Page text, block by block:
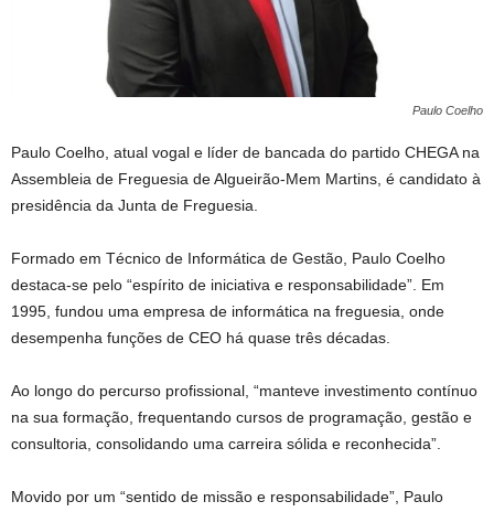
Paulo Coelho
Paulo Coelho, atual vogal e líder de bancada do partido CHEGA na
Assembleia de Freguesia de Algueirão-Mem Martins, é candidato à
presidência da Junta de Freguesia.
Formado em Técnico de Informática de Gestão, Paulo Coelho
destaca-se pelo “espírito de iniciativa e responsabilidade”. Em
1995, fundou uma empresa de informática na freguesia, onde
desempenha funções de CEO há quase três décadas.
Ao longo do percurso profissional, “manteve investimento contínuo
na sua formação, frequentando cursos de programação, gestão e
consultoria, consolidando uma carreira sólida e reconhecida”.
Movido por um “sentido de missão e responsabilidade”, Paulo